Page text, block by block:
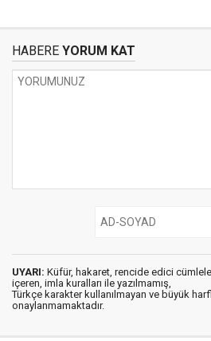
HABERE YORUM KAT
UYARI: Küfür, hakaret, rencide edici
içeren, imla kuralları ile yazılmamış,
Türkçe karakter kullanılmayan ve büyük
onaylanmamaktadır.